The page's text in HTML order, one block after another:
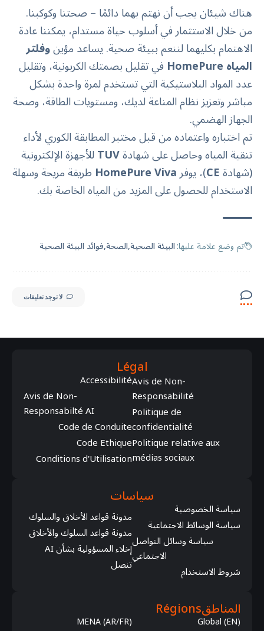
هناك شيئان يجب أن نهتم بهما دائمًا – صحتنا وكوكبنا.
من خلال الاستثمار في أسلوب حياة مستدام، يمكننا عادة
الاهتمام بكليهما لننعم ببيئة صحية. يساعد مؤينوفلتر
المياه HomePure في تقليل بصمتك الكربونية، وتقليل
عدد المواد البلاستيكية التي تستخدم لمرة واحدة بشكل
مباشر وتعزيز نظام المناعة لديك، ومستويات الطاقة، وصحة
الجهاز الهضمي.
تم اختباره واعتماده من قبل مختبر المطابقة الكوري لأداء
تنقية المياه وحاصل على شهادةTUVللأجهزة الإلكترونية
(شهادةCE)، يوفرHomePure Viva طريقة مريحة وسهلة
الاستخدام للحصول على المزيد من المياه الخاصة بك.
تم وضع علامة عليها:البيئة الصحيةالصحةفوائد البيئة الصحية
لا توجد تعليقات
Légal
Avis de Non-
Responsabilité
Politique de
confidentialité
Politique relative aux
médias sociaux
Accessibilité
Avis de Non-
Responsabilté AI
Code de Conduite
Code Ethique
Conditions d'Utilisation
سياسات
سياسة الخصوصية
سياسة الوسائط الاجتماعية
سياسة وسائل التواصل
الاجتماعي
شروط الاستخدام
مدونة قواعد الأخلاق والسلوك
مدونة قواعد السلوك والأخلاق
إخلاء المسؤولية بشأن AI
تنصل
المناطقRégions
Global (EN)
MENA (AR/FR)